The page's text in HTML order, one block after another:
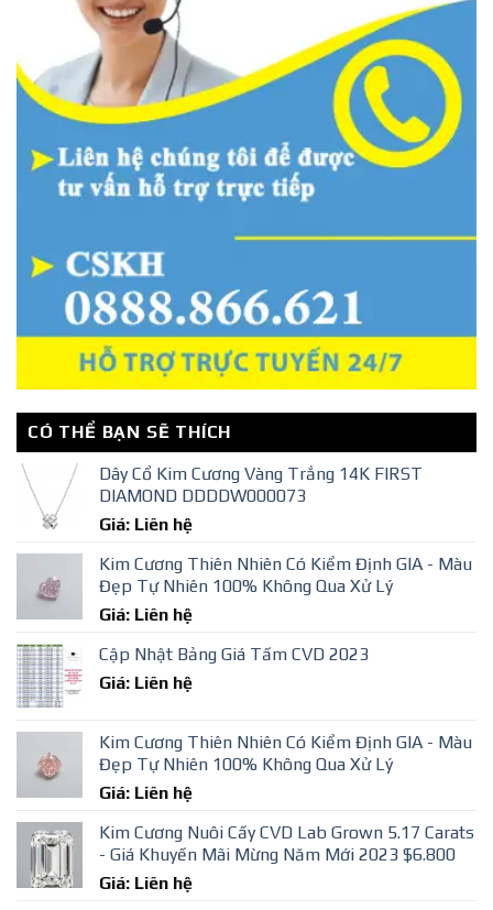
CÓ THỂ BẠN SẼ THÍCH
Dây Cổ Kim Cương Vàng Trắng 14K FIRST
DIAMOND DDDDW000073
Giá: Liên hệ
Kim Cương Thiên Nhiên Có Kiểm Định GIA - Màu
Đẹp Tự Nhiên 100% Không Qua Xử Lý
Giá: Liên hệ
Cập Nhật Bảng Giá Tấm CVD 2023
Giá: Liên hệ
Kim Cương Thiên Nhiên Có Kiểm Định GIA - Màu
Đẹp Tự Nhiên 100% Không Qua Xử Lý
Giá: Liên hệ
Kim Cương Nuôi Cấy CVD Lab Grown 5.17 Carats
- Giá Khuyến Mãi Mừng Năm Mới 2023 $6.800
Giá: Liên hệ